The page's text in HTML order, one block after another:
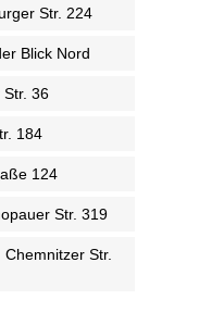
Str. 224
Blick Nord
Str. 36
184
124
Str. 319
Str.